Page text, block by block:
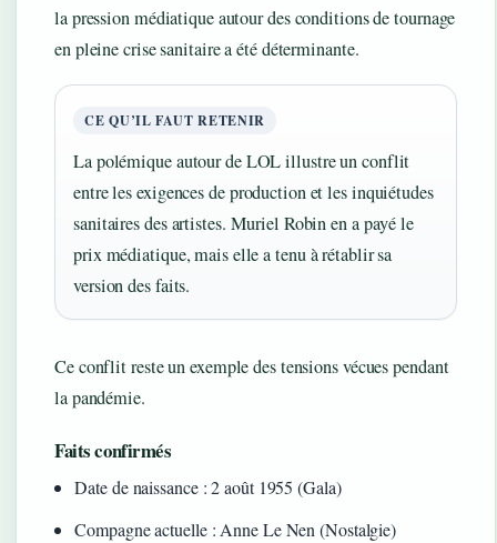
la pression médiatique autour des conditions de tournage
en pleine crise sanitaire a été déterminante.
CE QU’IL FAUT RETENIR
La polémique autour de LOL illustre un conflit
entre les exigences de production et les inquiétudes
sanitaires des artistes. Muriel Robin en a payé le
prix médiatique, mais elle a tenu à rétablir sa
version des faits.
Ce conflit reste un exemple des tensions vécues pendant
la pandémie.
Faits confirmés
Date de naissance : 2 août 1955 (Gala)
Compagne actuelle : Anne Le Nen (Nostalgie)